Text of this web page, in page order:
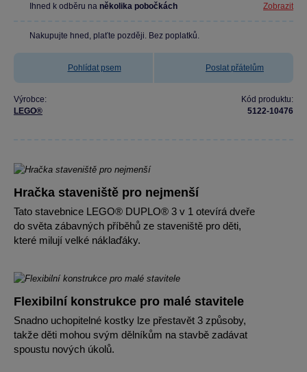
Ihned k odběru na několika pobočkách Zobrazit
Nakupujte hned, plaťte později. Bez poplatků.
Pohlídat psem Poslat přátelům
Výrobce:
LEGO®
Kód produktu:
5122-10476
Hračka staveniště pro nejmenší
Tato stavebnice LEGO® DUPLO® 3 v 1 otevírá dveře
do světa zábavných příběhů ze staveniště pro děti,
které milují velké náklaďáky.
Flexibilní konstrukce pro malé stavitele
Snadno uchopitelné kostky lze přestavět 3 způsoby,
takže děti mohou svým dělníkům na stavbě zadávat
spoustu nových úkolů.